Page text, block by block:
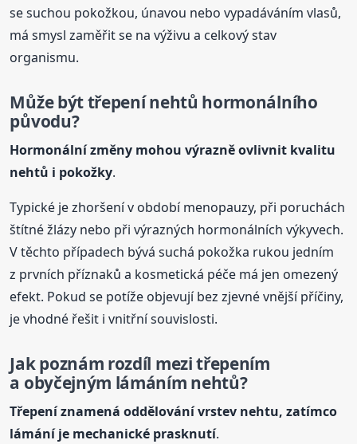
se suchou pokožkou, únavou nebo vypadáváním vlasů,
má smysl zaměřit se na výživu a celkový stav
organismu.
Může býttřepenínehtů hormonálního
původu?
Hormonální změny mohou výrazně ovlivnit kvalitu
nehtů i pokožky.
Typické je zhoršení v období menopauzy, při poruchách
štítné žlázy nebo při výrazných hormonálních výkyvech.
V těchto případech bývá suchá pokožka rukou jedním
z prvních příznaků a kosmetická péče má jen omezený
efekt. Pokud se potíže objevují bez zjevné vnější příčiny,
je vhodné řešit i vnitřní souvislosti.
Jak poznám rozdíl mezitřepením
a obyčejným lámáním nehtů?
Třepeníznamená oddělování vrstev nehtu, zatímco
lámání je mechanické prasknutí.